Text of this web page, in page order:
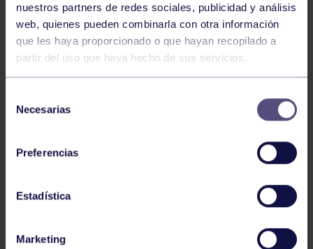
nuestros partners de redes sociales, publicidad y análisis
web, quienes pueden combinarla con otra información
que les haya proporcionado o que hayan recopilado a
partir del uso que haya hecho de sus servicios.
Necesarias
Preferencias
Estadística
Marketing
Tenis 05 Ago 2026
VII TORNEO ABANCA